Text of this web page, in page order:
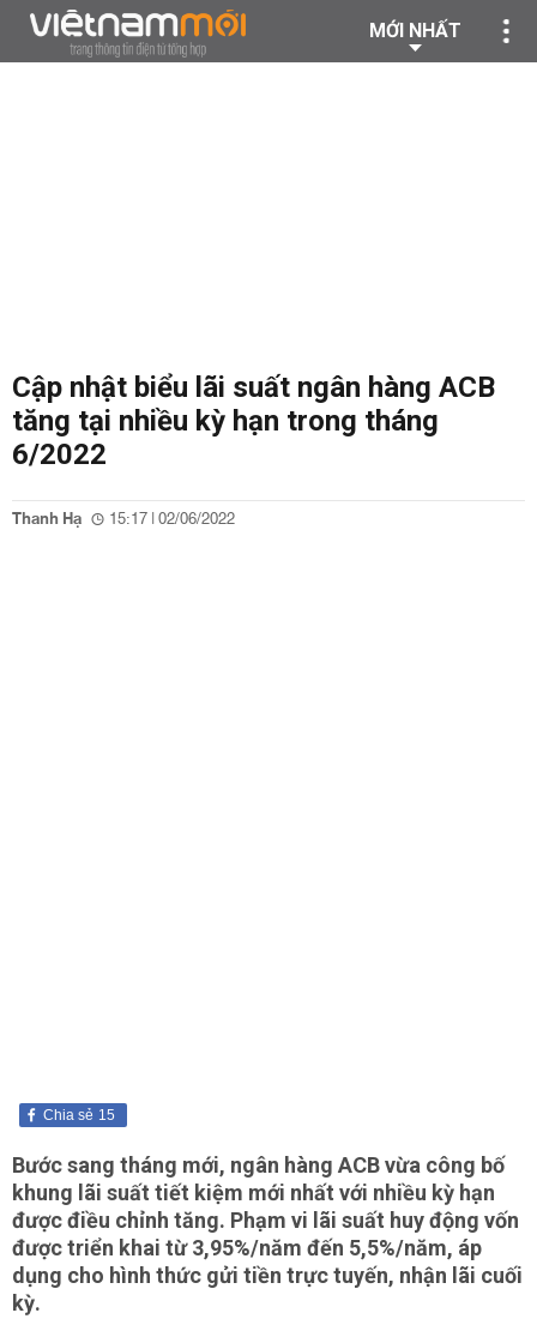
MỚI NHẤT
Cập nhật biểu lãi suất ngân hàng ACB
tăng tại nhiều kỳ hạn trong tháng
6/2022
Thanh Hạ 15:17 | 02/06/2022
15
Chia sẻ
Bước sang tháng mới, ngân hàng ACB vừa công bố
khung lãi suất tiết kiệm mới nhất với nhiều kỳ hạn
được điều chỉnh tăng. Phạm vi lãi suất huy động vốn
được triển khai từ 3,95%/năm đến 5,5%/năm, áp
dụng cho hình thức gửi tiền trực tuyến, nhận lãi cuối
kỳ.